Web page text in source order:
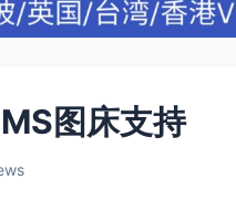
图床支持